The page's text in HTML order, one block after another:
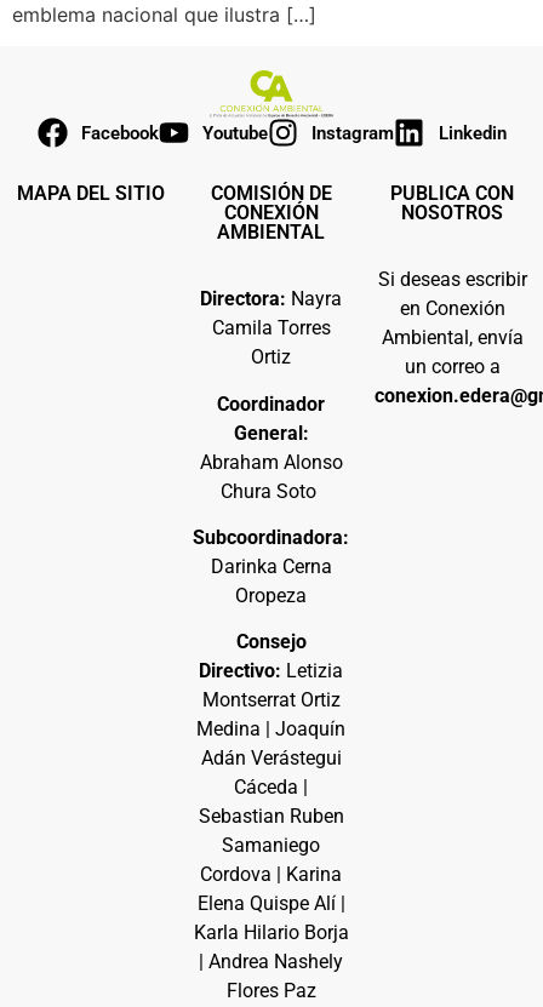
emblema nacional que ilustra […]
Facebook Youtube Instagram Linkedin
MAPA DEL SITIO
COMISIÓN DE
CONEXIÓN
AMBIENTAL
Directora: Nayra
Camila Torres
Ortiz
Coordinador
General:
Abraham Alonso
Chura Soto
Subcoordinadora:
Darinka Cerna
Oropeza
Consejo
Directivo: Letizia
Montserrat Ortiz
Medina | Joaquín
Adán Verástegui
Cáceda |
Sebastian Ruben
Samaniego
Cordova | Karina
Elena Quispe Alí |
Karla Hilario Borja
| Andrea Nashely
Flores Paz
PUBLICA CON
NOSOTROS
Si deseas escribir
en Conexión
Ambiental, envía
un correo a